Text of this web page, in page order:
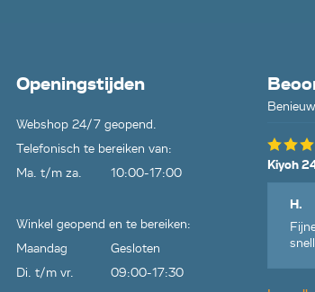
Openingstijden
Webshop 24/7 geopend.
Telefonisch te bereiken van:
Ma. t/m za.
10:00-17:00
Winkel geopend en te bereiken:
Maandag
Gesloten
Di. t/m vr.
09:00-17:30
Kiyoh
H.